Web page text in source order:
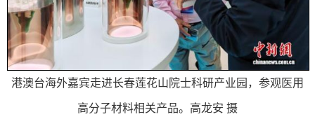
港澳台海外嘉宾走进长春莲花山院士科研产业园，参观医用
高分子材料相关产品。高龙安 摄